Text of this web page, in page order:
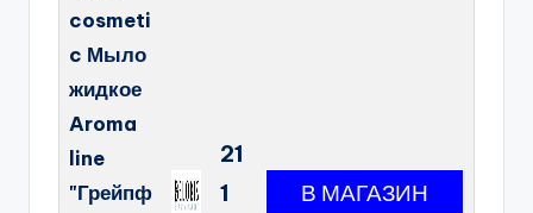
cosmeti
c Мыло
жидкое
Aroma
line
"Грейпф
21
1